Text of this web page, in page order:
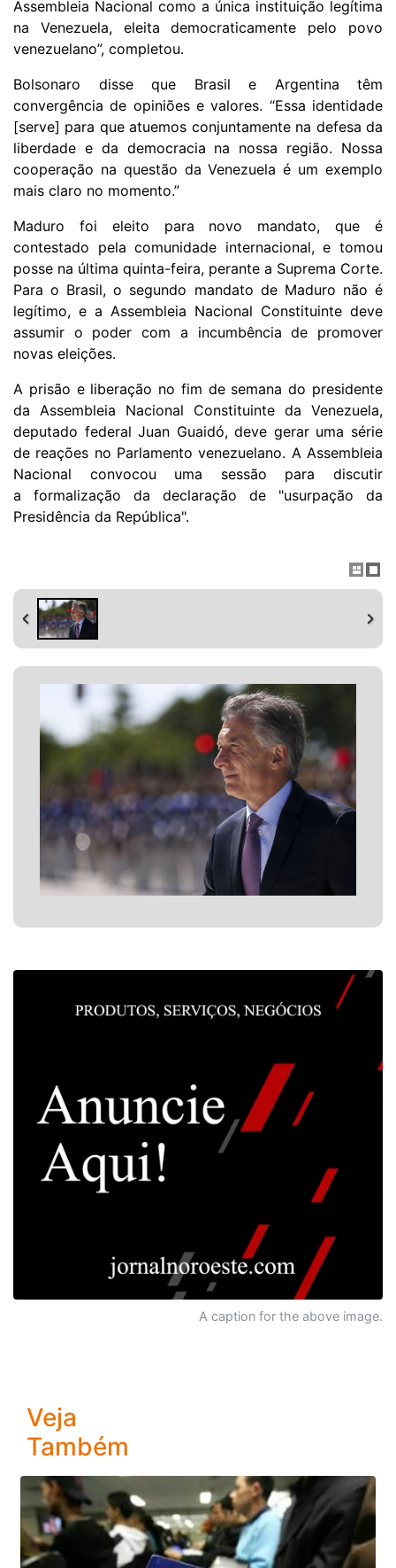
Assembleia Nacional como a única instituição legítima
na Venezuela, eleita democraticamente pelo povo
venezuelano”, completou.
Bolsonaro disse que Brasil e Argentina têm
convergência de opiniões e valores. “Essa identidade
[serve] para que atuemos conjuntamente na defesa da
liberdade e da democracia na nossa região. Nossa
cooperação na questão da Venezuela é um exemplo
mais claro no momento.”
Maduro foi eleito para novo mandato, que é
contestado pela comunidade internacional, e tomou
posse na última quinta-feira, perante a Suprema Corte.
Para o Brasil, o segundo mandato de Maduro não é
legítimo, e a Assembleia Nacional Constituinte deve
assumir o poder com a incumbência de promover
novas eleições.
A prisão e liberação no fim de semana do presidente
da Assembleia Nacional Constituinte da Venezuela,
deputado federal Juan Guaidó, deve gerar uma série
de reações no Parlamento venezuelano. A Assembleia
Nacional convocou uma sessão para discutir
a formalização da declaração de "usurpação da
Presidência da República".
A caption for the above image.
Veja
Também